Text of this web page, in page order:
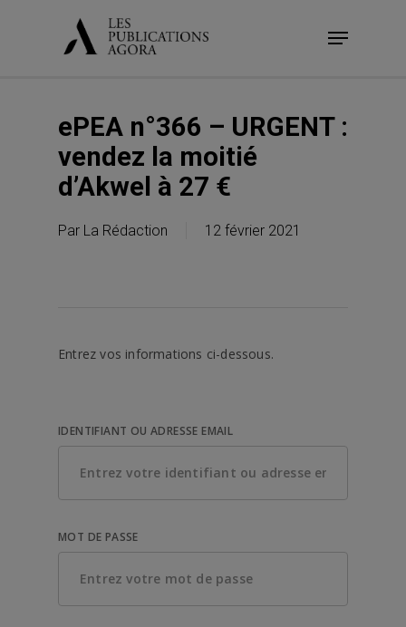
Menu
ePEA n°366 – URGENT :
vendez la moitié
d’Akwel à 27 €
Par La Rédaction 12 février 2021
Entrez vos informations ci-dessous.
IDENTIFIANT OU ADRESSE EMAIL
MOT DE PASSE